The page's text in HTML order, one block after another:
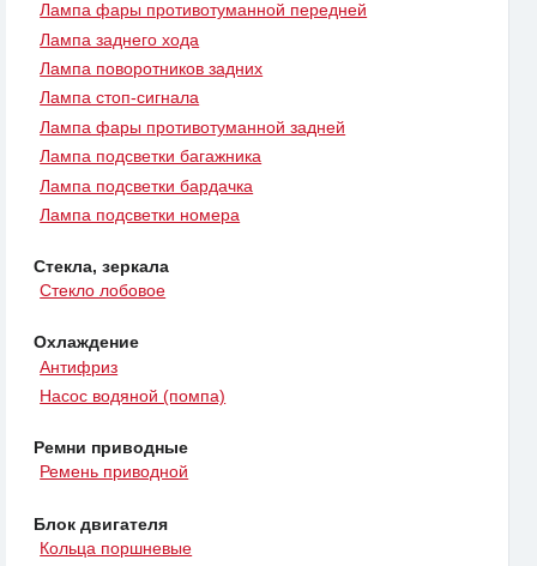
Лампа фары противотуманной передней
Лампа заднего хода
Лампа поворотников задних
Лампа стоп-сигнала
Лампа фары противотуманной задней
Лампа подсветки багажника
Лампа подсветки бардачка
Лампа подсветки номера
Стекла, зеркала
Стекло лобовое
Охлаждение
Антифриз
Насос водяной (помпа)
Ремни приводные
Ремень приводной
Блок двигателя
Кольца поршневые